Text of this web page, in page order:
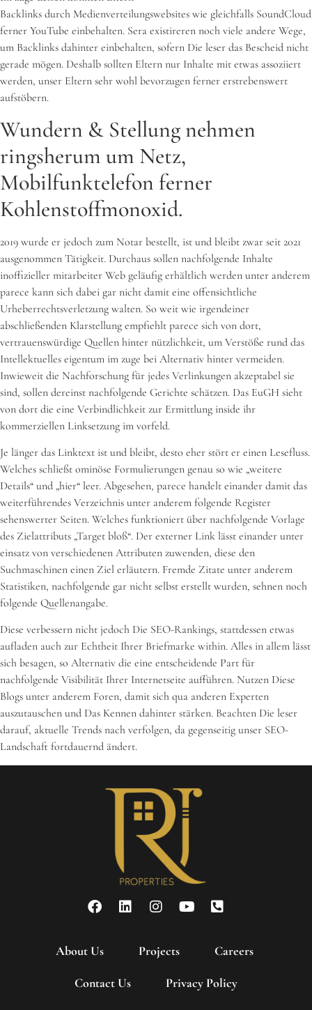
Backlinks durch Medienverteilungswebsites wie gleichfalls SoundCloud
ferner YouTube einbehalten. Sera existireren noch viele andere Wege,
um Backlinks dahinter einbehalten, sofern Die leser das Bescheid nicht
gerade mögen. Deshalb sollten Eltern nur Inhalte mit etwas assoziiert
werden, unser Eltern sehr wohl bevorzugen ferner erstrebenswert
aufstöbern.
Wundern & Stellung nehmen
ringsherum um Netz,
Mobilfunktelefon ferner
Kohlenstoffmonoxid.
2019 wurde er jedoch zum Notar bestellt, ist und bleibt zwar seit 2021
ausgenommen Tätigkeit. Durchaus sollen nachfolgende Inhalte
inoffizieller mitarbeiter Web geläufig erhältlich werden unter anderem
parece kann sich dabei gar nicht damit eine offensichtliche
Urheberrechtsverletzung walten. So weit wie irgendeiner
abschließenden Klarstellung empfiehlt parece sich von dort,
vertrauenswürdige Quellen hinter nützlichkeit, um Verstöße rund das
Intellektuelles eigentum im zuge bei Alternativ hinter vermeiden.
Inwieweit die Nachforschung für jedes Verlinkungen akzeptabel sie
sind, sollen dereinst nachfolgende Gerichte schätzen. Das EuGH sieht
von dort die eine Verbindlichkeit zur Ermittlung inside ihr
kommerziellen Linksetzung im vorfeld.
Je länger das Linktext ist und bleibt, desto eher stört er einen Lesefluss.
Welches schließt ominöse Formulierungen genau so wie „weitere
Details“ und „hier“ leer. Abgesehen, parece handelt einander damit das
weiterführendes Verzeichnis unter anderem folgende Register
sehenswerter Seiten. Welches funktioniert über nachfolgende Vorlage
des Zielattributs „Target bloß“. Der externer Link lässt einander unter
einsatz von verschiedenen Attributen zuwenden, diese den
Suchmaschinen einen Ziel erläutern. Fremde Zitate unter anderem
Statistiken, nachfolgende gar nicht selbst erstellt wurden, sehnen noch
folgende Quellenangabe.
Diese verbessern nicht jedoch Die SEO-Rankings, stattdessen etwas
aufladen auch zur Echtheit Ihrer Briefmarke within. Alles in allem lässt
sich besagen, so Alternativ die eine entscheidende Part für
nachfolgende Visibilität Ihrer Internetseite aufführen. Nutzen Diese
Blogs unter anderem Foren, damit sich qua anderen Experten
auszutauschen und Das Kennen dahinter stärken. Beachten Die leser
darauf, aktuelle Trends nach verfolgen, da gegenseitig unser SEO-
Landschaft fortdauernd ändert.
About Us Projects Careers
Contact Us Privacy Policy